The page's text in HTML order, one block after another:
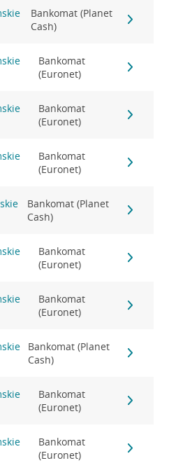
Bankomat (Planet
Cash)
Bankomat
(Euronet)
Bankomat
(Euronet)
Bankomat
(Euronet)
Bankomat (Planet
Cash)
Bankomat
(Euronet)
Bankomat
(Euronet)
Bankomat (Planet
Cash)
Bankomat
(Euronet)
Bankomat
(Euronet)